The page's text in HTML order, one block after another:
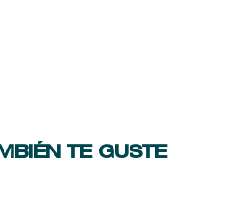
TE GUSTE